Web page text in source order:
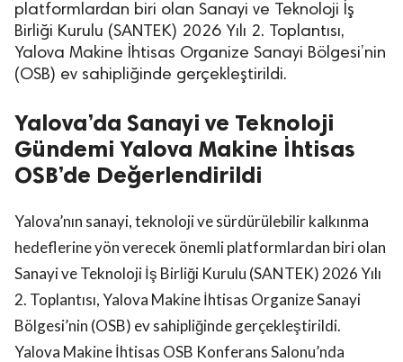
Asayiş
Saklıdır.
platformlardan biri olan Sanayi ve Teknoloji İş
Birliği Kurulu (SANTEK) 2026 Yılı 2. Toplantısı,
Yalova Makine İhtisas Organize Sanayi Bölgesi’nin
(OSB) ev sahipliğinde gerçekleştirildi.
Yalova’da Sanayi ve Teknoloji
Gündemi Yalova Makine İhtisas
OSB’de Değerlendirildi
Yalova’nın sanayi, teknoloji ve sürdürülebilir kalkınma
hedeflerine yön verecek önemli platformlardan biri olan
Sanayi ve Teknoloji İş Birliği Kurulu (SANTEK) 2026 Yılı
2. Toplantısı, Yalova Makine İhtisas Organize Sanayi
Bölgesi’nin (OSB) ev sahipliğinde gerçekleştirildi.
Yalova Makine İhtisas OSB Konferans Salonu’nda